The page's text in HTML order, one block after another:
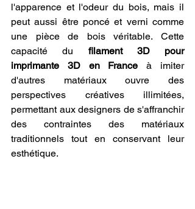
l'apparence et l'odeur du bois, mais il
peut aussi être poncé et verni comme
une pièce de bois véritable. Cette
capacité du filament 3D pour
imprimante 3D en France à imiter
d'autres matériaux ouvre des
perspectives créatives illimitées,
permettant aux designers de s'affranchir
des contraintes des matériaux
traditionnels tout en conservant leur
esthétique.